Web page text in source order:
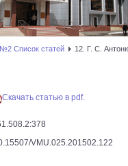
Список статей
12. Г. С.
Скачать статью в pdf.
VMU.025.201502.122